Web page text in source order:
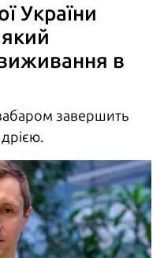
України
в
завершить